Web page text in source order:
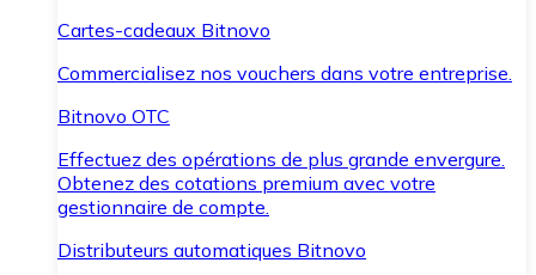
Cartes-cadeaux Bitnovo
Commercialisez nos vouchers dans votre entreprise.
Bitnovo OTC
Effectuez des opérations de plus grande envergure.
Obtenez des cotations premium avec votre
gestionnaire de compte.
Distributeurs automatiques Bitnovo